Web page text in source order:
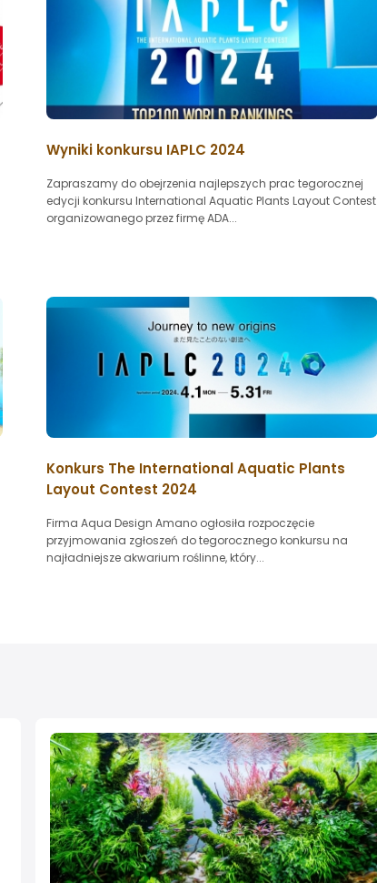
Wyniki konkursu IAPLC 2024
Zapraszamy do obejrzenia najlepszych prac tegorocznej
edycji konkursu International Aquatic Plants Layout Contest
organizowanego przez firmę ADA...
Konkurs The International Aquatic Plants
Layout Contest 2024
Firma Aqua Design Amano ogłosiła rozpoczęcie
przyjmowania zgłoszeń do tegorocznego konkursu na
najładniejsze akwarium roślinne, który...